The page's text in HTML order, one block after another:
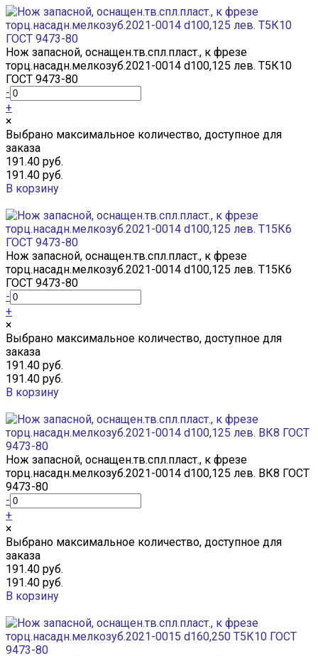
Нож запасной, оснащен.тв.спл.пласт., к фрезе
торц.насадн.мелкозуб.2021-0014 d100,125 лев. Т5К10
ГОСТ 9473-80
-
+
×
Выбрано максимальное количество, доступное для
заказа
191.40 руб.
191.40 руб.
В корзину
Нож запасной, оснащен.тв.спл.пласт., к фрезе
торц.насадн.мелкозуб.2021-0014 d100,125 лев. Т15К6
ГОСТ 9473-80
-
+
×
Выбрано максимальное количество, доступное для
заказа
191.40 руб.
191.40 руб.
В корзину
Нож запасной, оснащен.тв.спл.пласт., к фрезе
торц.насадн.мелкозуб.2021-0014 d100,125 лев. ВК8 ГОСТ
9473-80
-
+
×
Выбрано максимальное количество, доступное для
заказа
191.40 руб.
191.40 руб.
В корзину